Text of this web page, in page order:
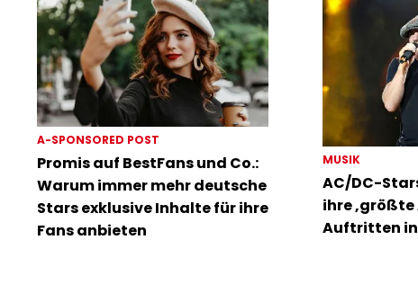
A-SPONSORED POST
Promis auf BestFans und Co.:
Warum immer mehr deutsche
Stars exklusive Inhalte für ihre
Fans anbieten
MUSIK
AC/DC-
ihre ‚größte
Auftritten in